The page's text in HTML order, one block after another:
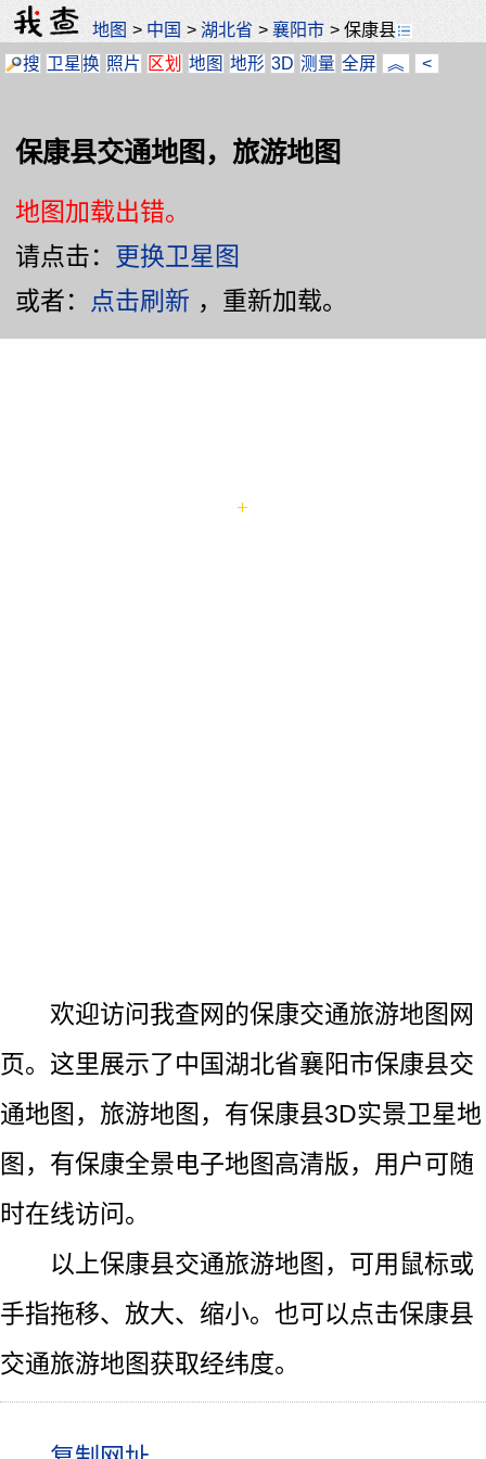
地图 > 中国 >湖北省 >襄阳市 >保康县
搜 卫星换 照片 区划 地图 地形 3D 测量 全屏 ︽ <
保康县交通地图，旅游地图
地图加载出错。
请点击： 更换卫星图
或者： 点击刷新 ，重新加载。
欢迎访问我查网的保康交通旅游地图网
页。这里展示了中国湖北省襄阳市保康县交
通地图，旅游地图，有保康县3D实景卫星地
图，有保康全景电子地图高清版，用户可随
时在线访问。
以上保康县交通旅游地图，可用鼠标或
手指拖移、放大、缩小。也可以点击保康县
交通旅游地图获取经纬度。